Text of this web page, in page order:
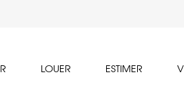
LOUER ESTIMER